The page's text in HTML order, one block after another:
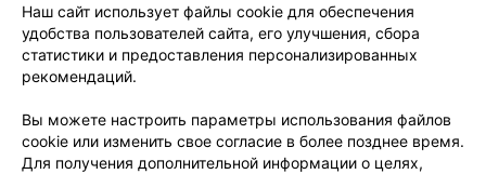
Отзыв. Сегодня проходила водительскую комиссию.
Выражаю огромную благодарность комиссии за
оперативность и вежливость!
Отзывы
Наш сайт использует файлы cookie для обеспечения
удобства пользователей сайта, его улучшения, сбора
статистики и предоставления персонализированных
рекомендаций.
Вы можете настроить параметры использования файлов
cookie или изменить свое согласие в более позднее время.
Для получения дополнительной информации о целях,